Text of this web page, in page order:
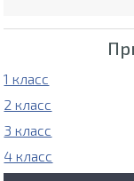
1 класс
2 класс
3 класс
4 класс